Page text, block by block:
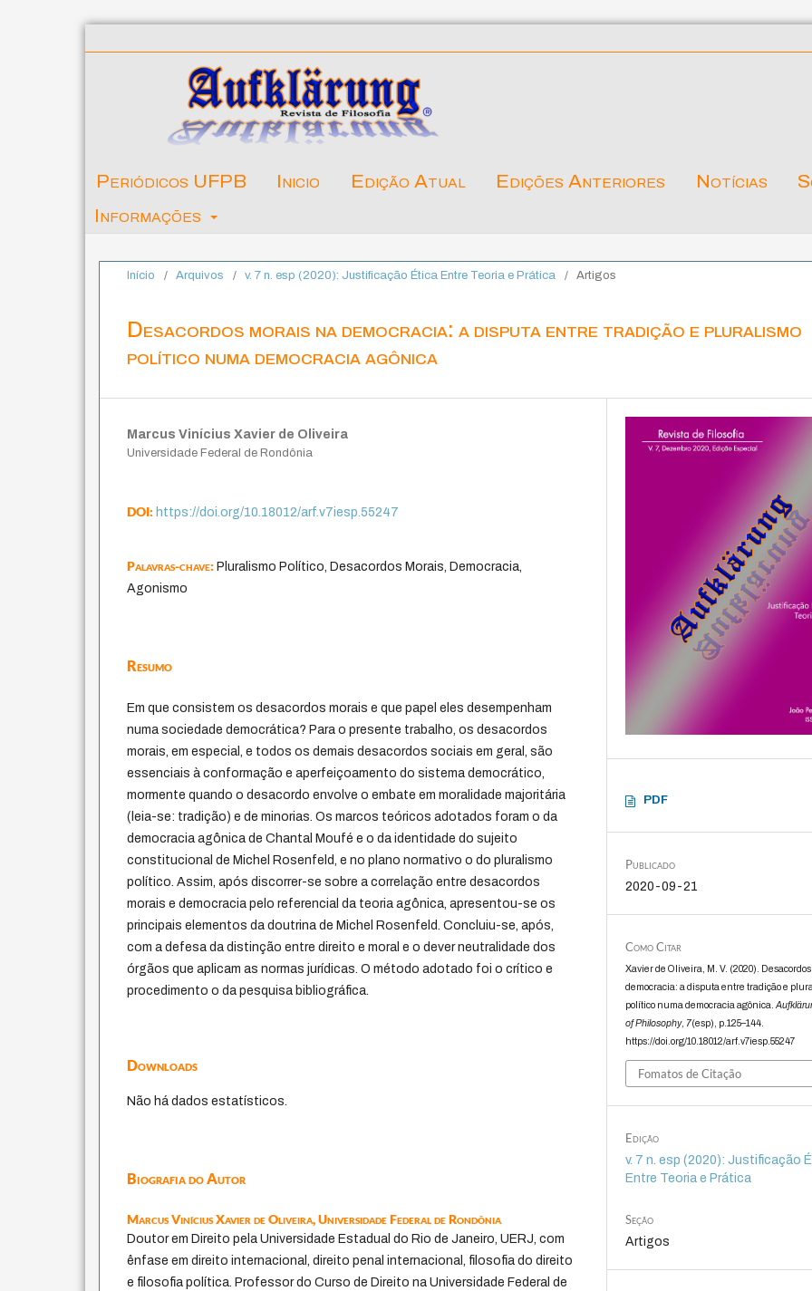
Periódicos UFPB Inicio Edição Atual Edições Anteriores Notícias
Informações
Início / Arquivos / v. 7 n. esp (2020): Justificação Ética Entre Teoria e Prática / Artigos
Desacordos morais na democracia: a disputa entre tradição e pluralismo
político numa democracia agônica
Marcus Vinícius Xavier de Oliveira
Universidade Federal de Rondônia
DOI:https://doi.org/10.18012/arf.v7iesp.55247
Palavras-chave:Pluralismo Político, Desacordos Morais, Democracia,
Agonismo
Resumo
Em que consistem os desacordos morais e que papel eles desempenham
numa sociedade democrática? Para o presente trabalho, os desacordos
morais, em especial, e todos os demais desacordos sociais em geral, são
essenciais à conformação e aperfeiçoamento do sistema democrático,
mormente quando o desacordo envolve o embate em moralidade majoritária
(leia-se: tradição) e de minorias. Os marcos teóricos adotados foram o da
democracia agônica de Chantal Moufé e o da identidade do sujeito
constitucional de Michel Rosenfeld, e no plano normativo o do pluralismo
político. Assim, após discorrer-se sobre a correlação entre desacordos
morais e democracia pelo referencial da teoria agônica, apresentou-se os
principais elementos da doutrina de Michel Rosenfeld. Concluiu-se, após,
com a defesa da distinção entre direito e moral e o dever neutralidade dos
órgãos que aplicam as normas jurídicas. O método adotado foi o crítico e
procedimento o da pesquisa bibliográfica.
Downloads
Não há dados estatísticos.
Biografia do Autor
Marcus Vinícius Xavier de Oliveira,Universidade Federal de Rondônia
Doutor em Direito pela Universidade Estadual do Rio de Janeiro, UERJ, com
ênfase em direito internacional, direito penal internacional, filosofia do direito
e filosofia política. Professor do Curso de Direito na Universidade Federal de
PDF
Publicado
2020-09-21
Como Citar
Xavier de Oliveira, M. V. (2020).
democracia: a disputa entre tradição e
político numa democracia agônica.
of Philosophy, 7(esp), p.125–144.
https://doi.org/10.18012/arf.v7iesp.55247
Fomatos de Citação
Edição
v. 7 n. esp (2020): Justificação
Entre Teoria e Prática
Seção
Artigos